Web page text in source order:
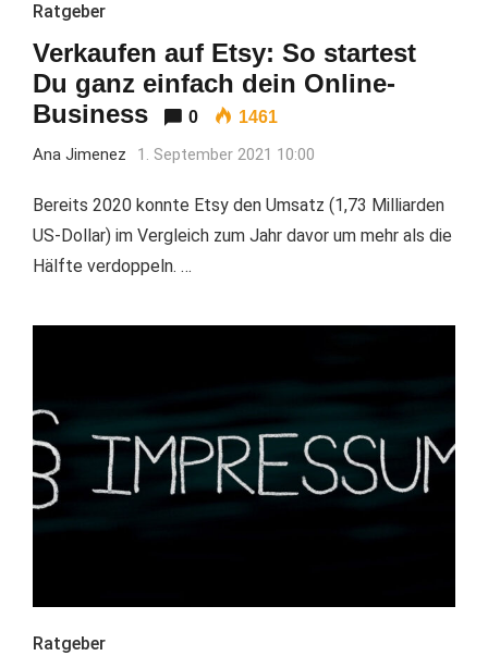
Ratgeber
Verkaufen auf Etsy: So startest
Du ganz einfach dein Online-
Business
0 1461
Ana Jimenez 1. September 2021 10:00
Bereits 2020 konnte Etsy den Umsatz (1,73 Milliarden
US-Dollar) im Vergleich zum Jahr davor um mehr als die
Hälfte verdoppeln. …
Ratgeber